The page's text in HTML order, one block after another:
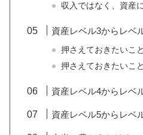
収入ではなく、資産
資産レベル3からレベ
押さえておきたいこ
押さえておきたいこ
資産レベル4からレベ
資産レベル5からレベ